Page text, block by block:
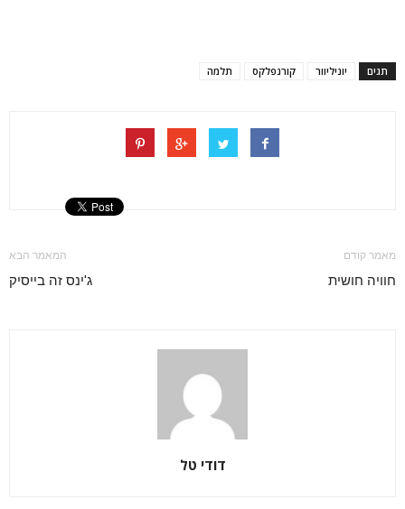
תגים יוניליוור קורנפלקס תלמה
מאמר קודם
חוויה חושית
המאמר הבא
ג'ינס זה בייסיק
דודי טל